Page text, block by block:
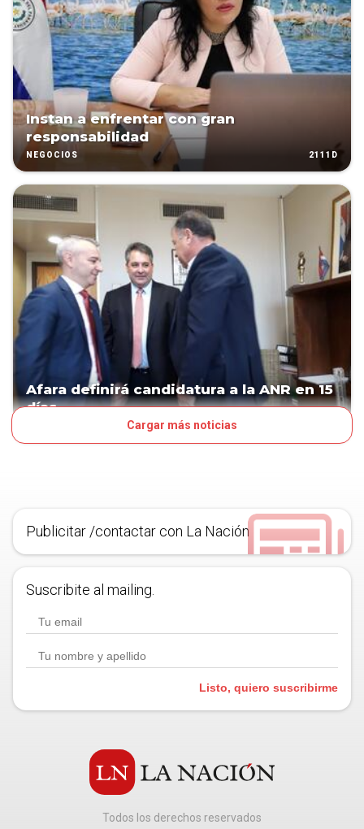
Instan a enfrentar con gran
responsabilidad
NEGOCIOS 2111D
Afara definirá candidatura a la ANR en 15
días
Cargar más noticias
Publicitar /contactar con La Nación
Suscribite al mailing.
Listo, quiero suscribirme
Todos los derechos reservados